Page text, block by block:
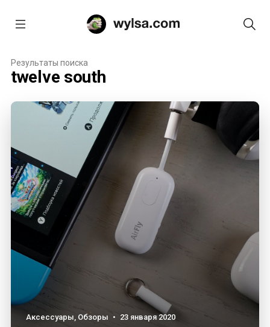
Результаты поиска
twelve south
Аксессуары, Обзоры • 23 января 2020